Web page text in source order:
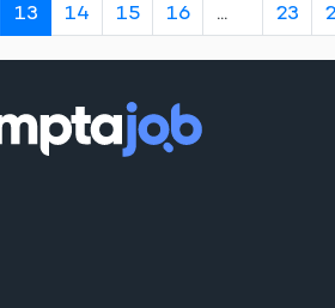
13 14 15
16
20
23